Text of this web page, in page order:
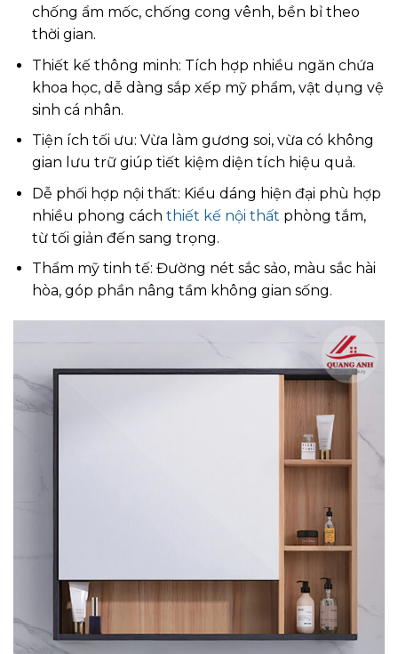
chống ẩm mốc, chống cong vênh, bền bỉ theo
thời gian.
Thiết kế thông minh: Tích hợp nhiều ngăn chứa
khoa học, dễ dàng sắp xếp mỹ phẩm, vật dụng vệ
sinh cá nhân.
Tiện ích tối ưu: Vừa làm gương soi, vừa có không
gian lưu trữ giúp tiết kiệm diện tích hiệu quả.
Dễ phối hợp nội thất: Kiểu dáng hiện đại phù hợp
nhiều phong cách thiết kế nội thất phòng tắm,
từ tối giản đến sang trọng.
Thẩm mỹ tinh tế: Đường nét sắc sảo, màu sắc hài
hòa, góp phần nâng tầm không gian sống.